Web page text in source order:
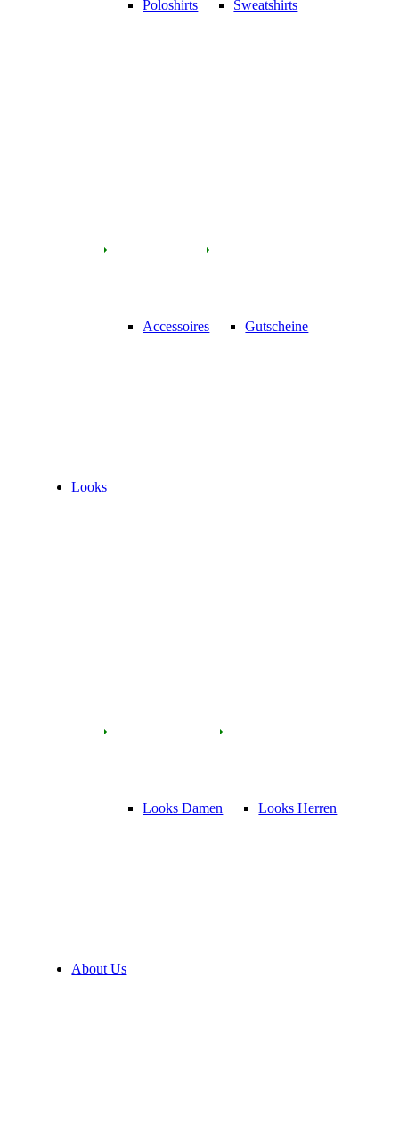
Poloshirts Sweatshirts
Accessoires Gutscheine
Looks
Looks Damen Looks Herren
About Us